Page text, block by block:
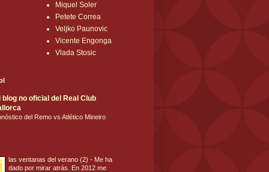
Miquel Soler
Petete Correa
Veljko Paunovic
Vicente Engonga
Vlada Stosic
blog no oficial del Real Club
del Remo vs Atlético Mineiro
las ventanas del verano (2) - Me ha
dado por mirar atrás. En 2012 me